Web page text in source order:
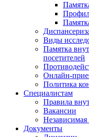
Виды
Памятка
посетителей
Онлайн-
Политика
Cпециалистам
Правила
Вакансии
Независимая
Документы